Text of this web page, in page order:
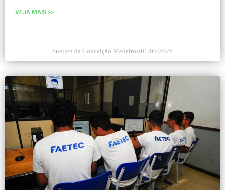
VEJA MAIS >>
Suellen da Conceição Medeiros 01/05/2026